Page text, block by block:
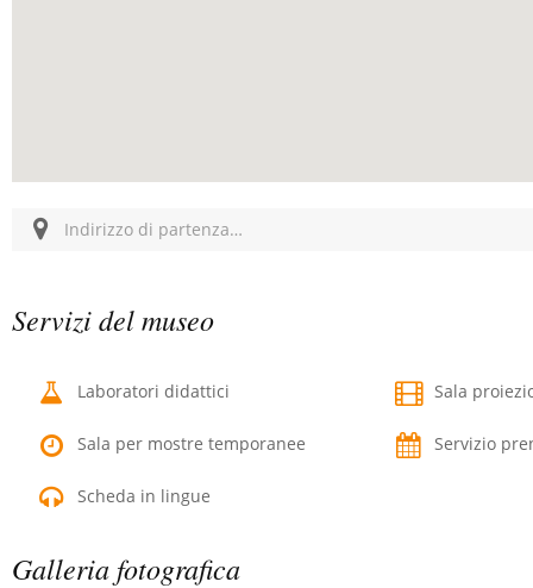
Servizi del museo
Laboratori didattici Sala
Sala per mostre temporanee Servizio
Scheda in lingue
Galleria fotografica